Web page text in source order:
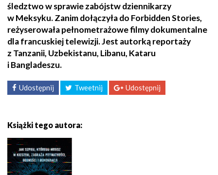
śledztwo w sprawie zabójstw dziennikarzy
w Meksyku. Zanim dołączyła do Forbidden Stories,
reżyserowała pełnometrażowe filmy dokumentalne
dla francuskiej telewizji. Jest autorką reportaży
z Tanzanii, Uzbekistanu, Libanu, Kataru
i Bangladeszu.
Udostępnij Tweetnij Udostępnij
Książki tego autora: